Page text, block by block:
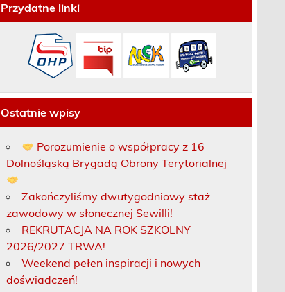
Przydatne linki
Ostatnie wpisy
Porozumienie o współpracy z 16
Dolnośląską Brygadą Obrony Terytorialnej
Zakończyliśmy dwutygodniowy staż
zawodowy w słonecznej Sewilli!
REKRUTACJA NA ROK SZKOLNY
2026/2027 TRWA!
Weekend pełen inspiracji i nowych
doświadczeń!